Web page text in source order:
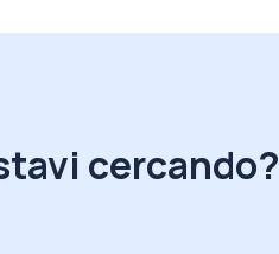
cercando?